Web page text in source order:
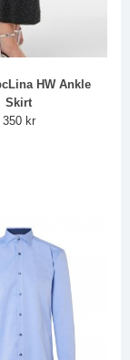
HW Ankle
Skirt
350 kr